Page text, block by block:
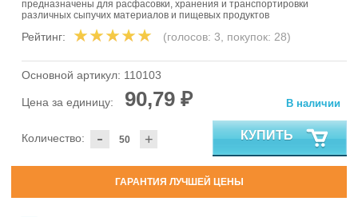
предназначены для расфасовки, хранения и транспортировки
различных сыпучих материалов и пищевых продуктов
Рейтинг: (голосов: 3, покупок: 28)
Основной артикул: 110103
Цена за единицу: 90,79 ₽
- +
Количество:
В наличии
КУПИТЬ
ГАРАНТИЯ ЛУЧШЕЙ ЦЕНЫ